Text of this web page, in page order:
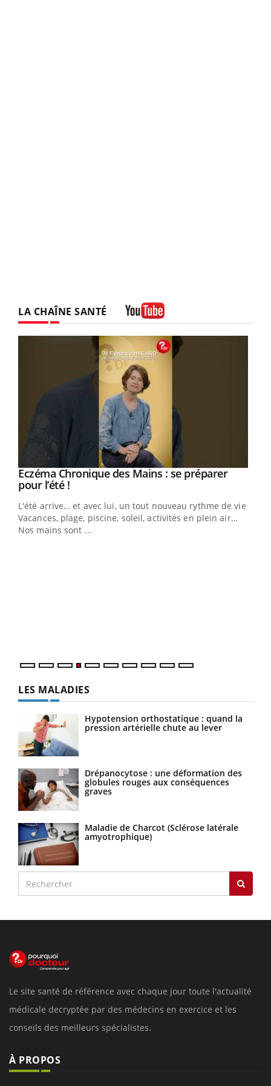
LA CHAÎNE SANTÉ
Youtube
Eczéma Chronique des Mains : se préparer
pour l’été !Youtube
L'été arrive… et avec lui, un tout nouveau rythme de vie !
Vacances, plage, piscine, soleil, activités en plein air…
Nos mains sont ...
LES MALADIES
Hypotension orthostatique : quand la
pression artérielle chute au lever
Drépanocytose : une déformation des
globules rouges aux conséquences
graves
Maladie de Charcot (Sclérose latérale
amyotrophique)
Le site santé de référence avec chaque jour toute l'actualité
médicale decryptée par des médecins en exercice et les
conseils des meilleurs spécialistes.
À PROPOS